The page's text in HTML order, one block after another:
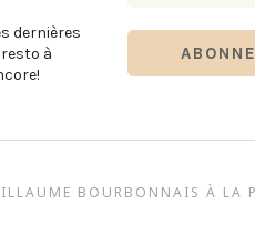
dernières
à
BOURBONNAIS À LA